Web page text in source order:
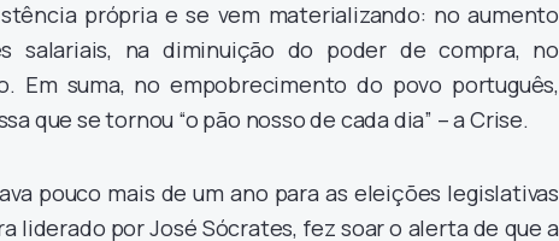
própria e se vem materializando: no aumento
salariais, na diminuição do poder de compra, no
Em suma, no empobrecimento do povo português,
que se tornou “o pão nosso de cada dia” – a Crise.
pouco mais de um ano para as eleições legislativas
liderado por José Sócrates, fez soar o alerta de que a